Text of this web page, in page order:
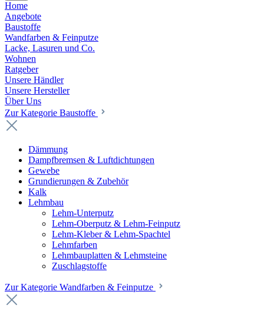
Home
Angebote
Baustoffe
Wandfarben & Feinputze
Lacke, Lasuren und Co.
Wohnen
Ratgeber
Unsere Händler
Unsere Hersteller
Über Uns
Zur Kategorie Baustoffe
Dämmung
Dampfbremsen & Luftdichtungen
Gewebe
Grundierungen & Zubehör
Kalk
Lehmbau
Lehm-Unterputz
Lehm-Oberputz & Lehm-Feinputz
Lehm-Kleber & Lehm-Spachtel
Lehmfarben
Lehmbauplatten & Lehmsteine
Zuschlagstoffe
Zur Kategorie Wandfarben & Feinputze